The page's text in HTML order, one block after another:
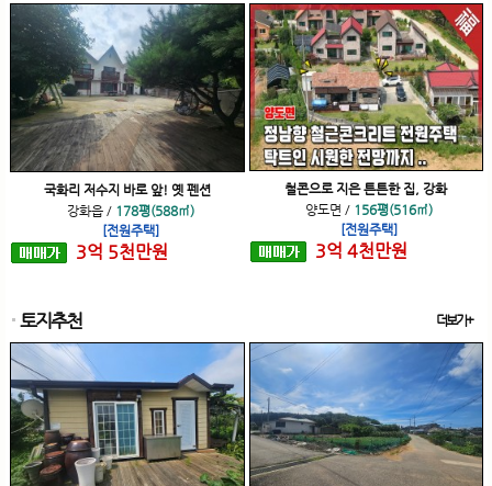
국화리 저수지 바로 앞! 옛 펜션
강화읍/ 178평(588㎡)
[전원주택]
3억 5천만원
철콘으로 지은 튼튼한 집, 강화
양도면 / 156평(516㎡)
[전원주택]
3억 4천만원
토지추천 더보기+